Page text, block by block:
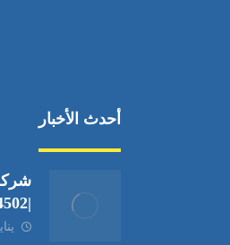
أحدث الأخبار
|0545704502| عزل وتعقيم
يناير 11,